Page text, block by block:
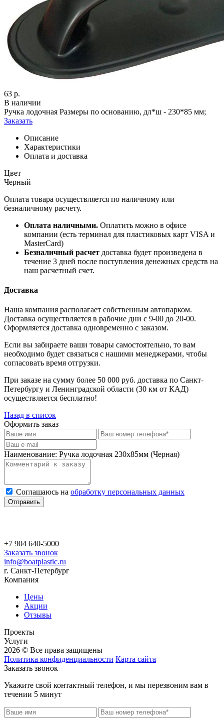
63 р.
В наличии
Ручка лодочная Размеры по основанию, дл*ш - 230*85 мм;
Заказать
Описание
Характеристики
Оплата и доставка
Цвет
Черный
Оплата товара осуществляется по наличному или
безналичному расчету.
Оплата наличными. Оплатить можно в офисе
компании (есть терминал для пластиковых карт VISA и
MasterCard)
Безналичный расчет доставка будет произведена в
течение 3 дней после поступления денежных средств на
наш расчетный счет.
Доставка
Наша компания располагает собственным автопарком.
Доставка осуществляется в рабочие дни с 9-00 до 20-00.
Оформляется доставка одновременно с заказом.
Если вы забираете ваши товары самостоятельно, то вам
необходимо будет связаться с нашими менеджерами, чтобы
согласовать время отгрузки.
При заказе на сумму более 50 000 руб. доставка по Санкт-
Петербургу и Ленинградской области (30 км от КАД)
осуществляется бесплатно!
Назад в список
Оформить заказ
Наименование: Ручка лодочная 230х85мм (Черная)
Соглашаюсь на обработку персональных данных
Отправить
+7 904 640-5000
Заказать звонок
info@boatplastic.ru
г. Санкт-Петербург
Компания
Цены
Акции
Отзывы
Проекты
Услуги
2026 © Все права защищены
Политика конфиденциальности Карта сайта
Заказать звонок
Укажите свой контактный телефон, и мы перезвоним вам в
течении 5 минут